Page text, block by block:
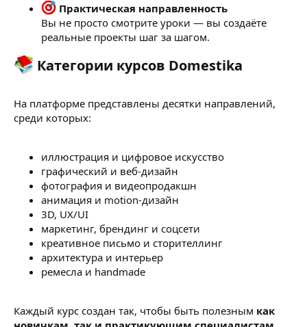
Практическая направленность
Вы не просто смотрите уроки — вы создаёте
реальные проекты шаг за шагом.
Категории курсов Domestika​
На платформе представлены десятки направлений,
среди которых:
иллюстрация и цифровое искусство
графический и веб-дизайн
фотография и видеопродакшн
анимация и motion-дизайн
3D, UX/UI
маркетинг, брендинг и соцсети
креативное письмо и сторителлинг
архитектура и интерьер
ремесла и handmade
Каждый курс создан так, чтобы быть полезным как